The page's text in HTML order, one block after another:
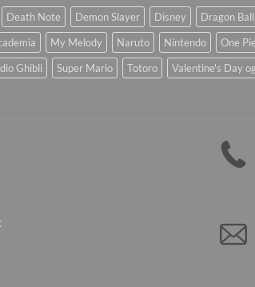
Death Note Demon Slayer Disney Dragon Ball
My Melody Naruto Nintendo One
Ghibli Super Mario Totoro Valentine's Day